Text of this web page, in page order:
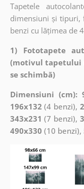
Tapetele
dimensiuni și tipuri,
benzi cu lățimea de
1) Fototapete
(motivul tapetului
se schimbă)
Dimensiuni (cm):
196x132 (4 benzi),
343x231 (7 benzi),
490x330 (10 benzi),